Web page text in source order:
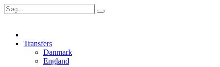
Transfers
Danmark
England